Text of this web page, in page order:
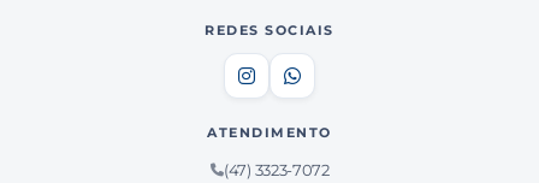
REDES SOCIAIS
ATENDIMENTO
(47) 3323-7072